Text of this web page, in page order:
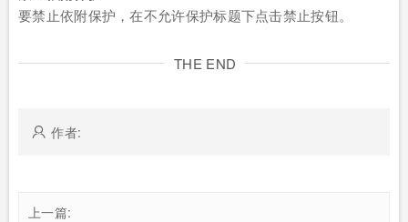
要禁止依附保护，在不允许保护标题下点击禁止按钮。
THE END
作者:
上一篇: